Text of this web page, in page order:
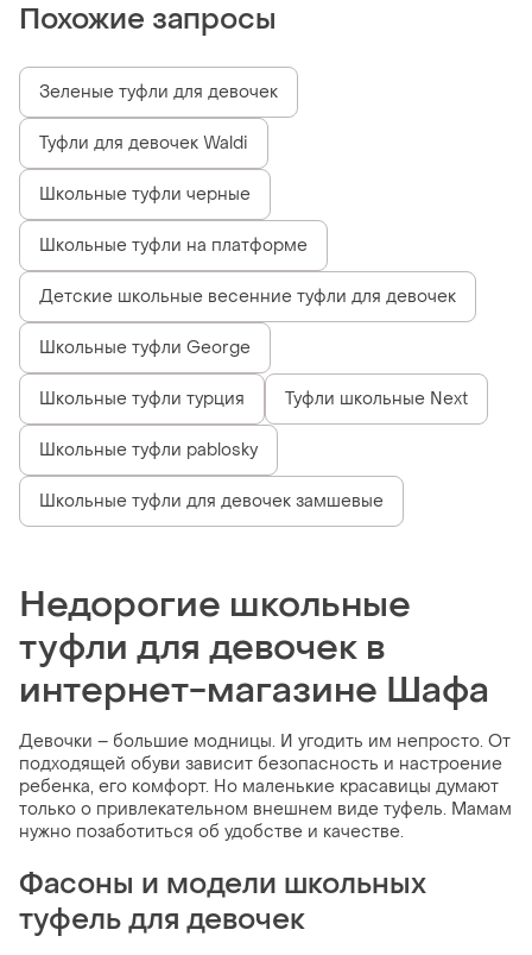
Похожие запросы
Зеленые туфли для девочек
Туфли для девочек Waldi
Школьные туфли черные
Школьные туфли на платформе
Детские школьные весенние туфли для девочек
Школьные туфли George
Школьные туфли турция Туфли школьные Next
Школьные туфли pablosky
Школьные туфли для девочек замшевые
Недорогие школьные
туфли для девочек в
интернет-магазине Шафа
Девочки – большие модницы. И угодить им непросто. От
подходящей обуви зависит безопасность и настроение
ребенка, его комфорт. Но маленькие красавицы думают
только о привлекательном внешнем виде туфель. Мамам
нужно позаботиться об удобстве и качестве.
Фасоны и модели школьных
туфель для девочек